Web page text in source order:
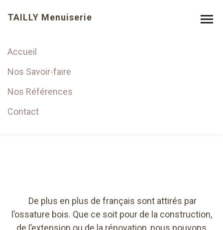
TAILLY Menuiserie
Accueil
Nos Savoir-faire
Nos Références
Contact
Extension en ossature
De plus en plus de français sont attirés par
l’ossature bois. Que ce soit pour de la construction,
de l’extension ou de la rénovation, nous pouvons